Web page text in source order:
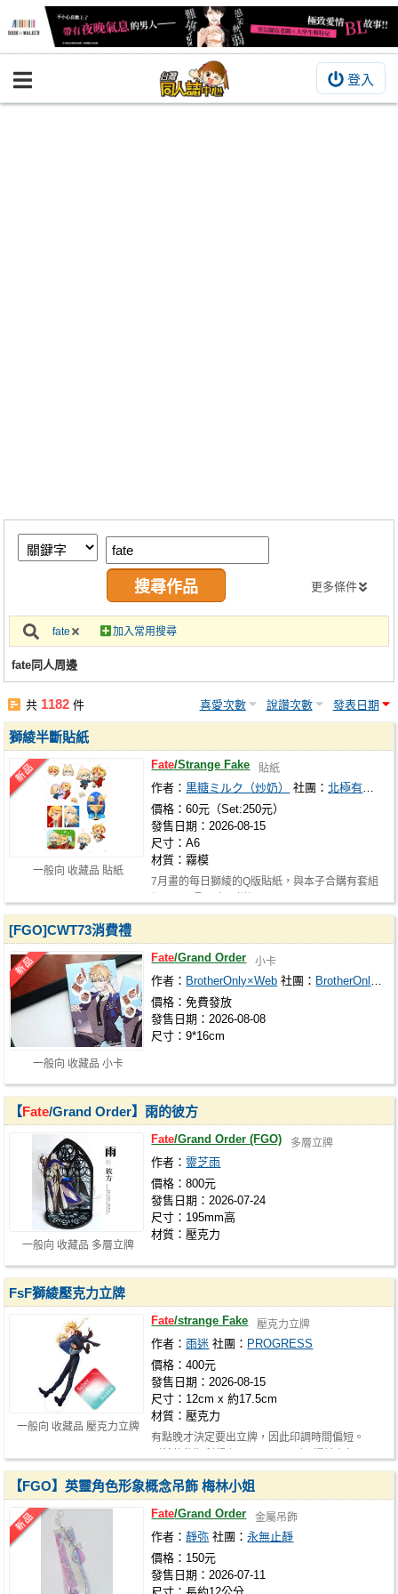
登入
BOOKY書集倉庫
繪圖藝廊
交流中心
攤位轉讓區
會員功能選單
註冊會員
更多條件
fate 加入常用搜尋
fate同人周邊
共 1182 件 喜愛次數 說讚次數 發表日期
一般向 收藏品 貼紙
獅綾半斷貼紙
Fate/Strange Fake 貼紙
作者：黒糖ミルク（炒奶） 社團：北極有隻貓
價格：60元（Set:250元）
發售日期：2026-08-15
尺寸：A6
材質：霧模
7月畫的每日獅綾的Q版貼紙，與本子合購有套組
一般向 收藏品 小卡
[FGO]CWT73消費禮
Fate/Grand Order 小卡
作者： BrotherOnly×Web 社團： BrotherOnly×Web
價格：免費發放
發售日期：2026-08-08
尺寸：9*16cm
一般向 收藏品 多層立牌
【Fate/Grand Order】雨的彼方
Fate/Grand Order (FGO) 多層立牌
作者： 靈芝雨
價格：800元
發售日期：2026-07-24
尺寸：195mm高
材質：壓克力
一般向 收藏品 壓克力立牌
FsF獅綾壓克力立牌
Fate/strange Fake 壓克力立牌
作者：雨迷 社團： PROGRESS
價格：400元
發售日期：2026-08-15
尺寸：12cm x 約17.5cm
材質：壓克力
有點晚才決定要出立牌，因此印調時間偏短。
【FGO】英靈角色形象概念吊飾 梅林小姐
Fate/Grand Order 金屬吊飾
作者：靜弥 社團：永無止靜
價格：150元
發售日期：2026-07-11